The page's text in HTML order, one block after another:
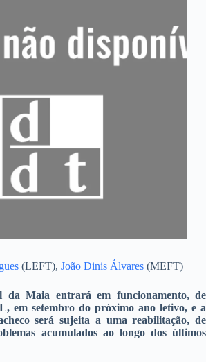
(LEFT), João Dinis Álvares (MEFT)
da Maia entrará em funcionamento, de
em setembro do próximo ano letivo, e a
será sujeita a uma reabilitação, de
acumulados ao longo dos últimos